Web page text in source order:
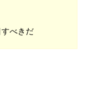
べきだ